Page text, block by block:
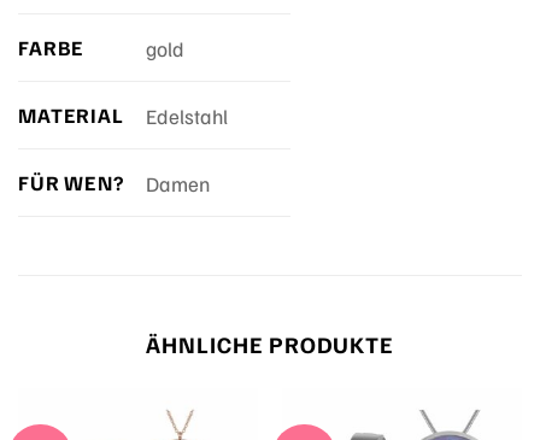
FARBE gold
MATERIAL Edelstahl
FÜR WEN? Damen
ÄHNLICHE PRODUKTE